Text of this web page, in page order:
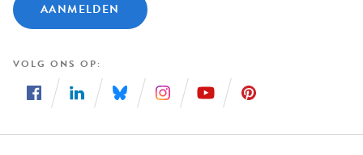
AANMELDEN
VOLG ONS OP
ons
ons
ons
ons
ons
ons